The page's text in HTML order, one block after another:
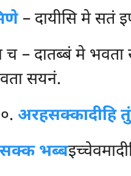
– दायीसि मे सतं
च – दातब्बं मे
सयनं.
अरहसक्कादीहि तुं
भब्ब